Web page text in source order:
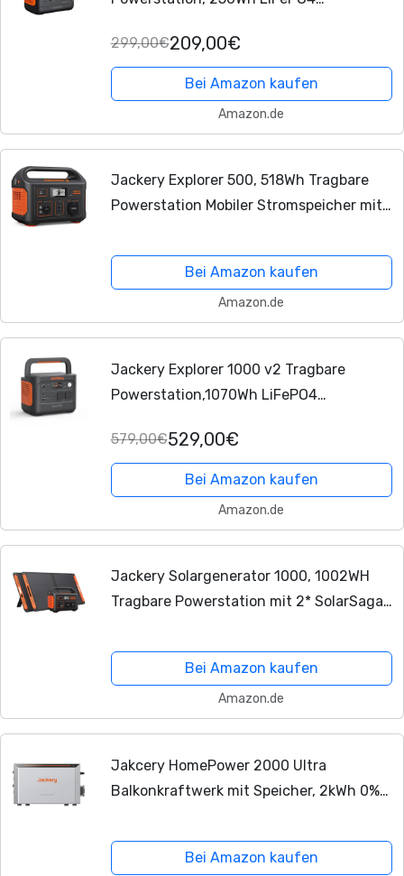
C Ausgang, Outdoor Generator für
Camping, Reise, Notfall
299,00€209,00€
Bei Amazon kaufen
Amazon.de
Jackery Explorer 500, 518Wh Tragbare
Powerstation Mobiler Stromspeicher mit
Mobile Stromversorgung mit LCD-
Anzeige für...
Bei Amazon kaufen
Amazon.de
Jackery Explorer 1000 v2 Tragbare
Powerstation,1070Wh LiFePO4
Ausgang, 1 Std. Schnellladung, LFP
Powerstation für Outdoor...
579,00€529,00€
Bei Amazon kaufen
Amazon.de
Jackery Solargenerator 1000, 1002WH
Tragbare Powerstation mit 2* SolarSaga
Steckdose mobile Stromversorgung
Bei Amazon kaufen
Amazon.de
Jakcery HomePower 2000 Ultra
Balkonkraftwerk mit Speicher, 2kWh 0%
in-One Stromspeicher mit
Wechselrichter,...
Bei Amazon kaufen